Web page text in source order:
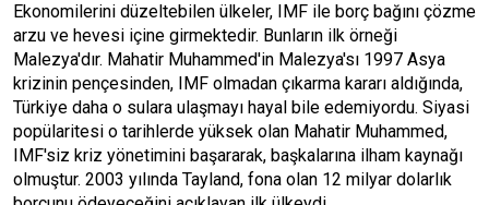
Ekonomilerini düzeltebilen ülkeler, IMF ile borç bağını çözme
arzu ve hevesi içine girmektedir. Bunların ilk örneği
Malezya'dır. Mahatir Muhammed'in Malezya'sı 1997 Asya
krizinin pençesinden, IMF olmadan çıkarma kararı aldığında,
Türkiye daha o sulara ulaşmayı hayal bile edemiyordu. Siyasi
popülaritesi o tarihlerde yüksek olan Mahatir Muhammed,
IMF'siz kriz yönetimini başararak, başkalarına ilham kaynağı
olmuştur. 2003 yılında Tayland, fona olan 12 milyar dolarlık